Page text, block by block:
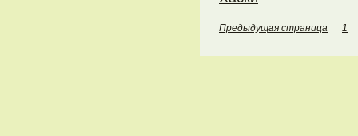
Предыдущая страница 1